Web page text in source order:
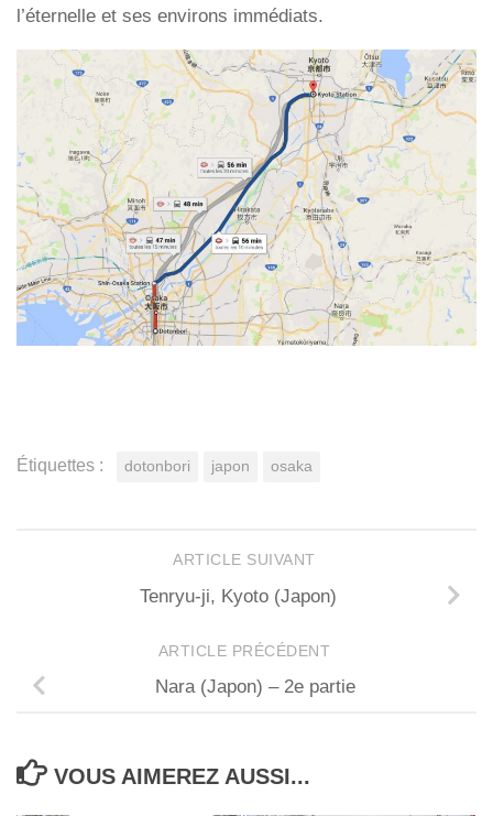
l’éternelle et ses environs immédiats.
Étiquettes : dotonbori japon osaka
ARTICLE SUIVANT
Tenryu-ji, Kyoto (Japon)
ARTICLE PRÉCÉDENT
Nara (Japon) – 2e partie
VOUS AIMEREZ AUSSI...